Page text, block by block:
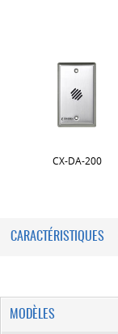
CX-DA-200
CARACTÉRISTIQUES
MODÈLES